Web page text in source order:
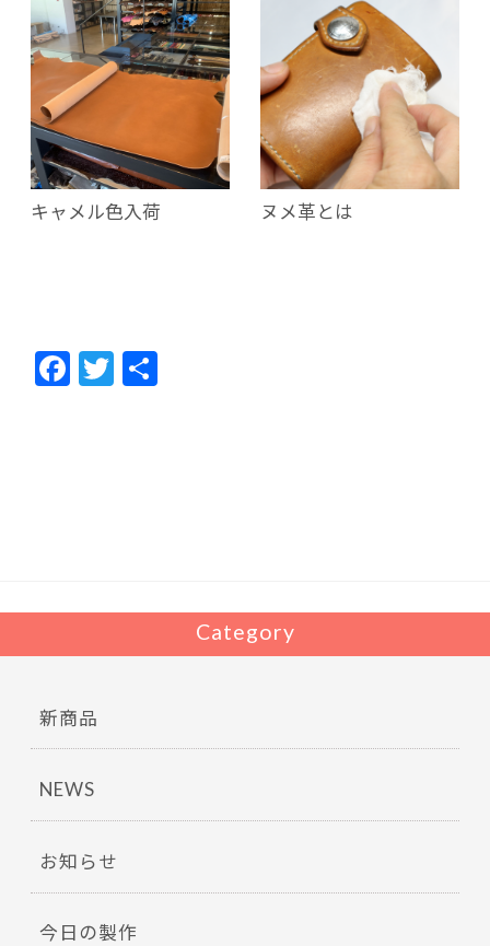
キャメル色入荷 ヌメ革とは
F
T
Category
新商品
NEWS
お知らせ
今日の製作